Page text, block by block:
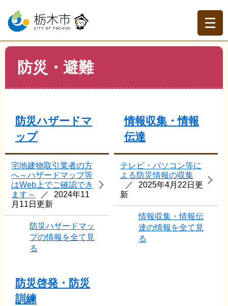
ー
の
先
ニ
ー
を
トップページ >よくある質問
防災・避難
防災ハザードマ
ップ
宅地建物取引業者の方
へ～ハザードマップ等
はWeb上でご確認でき
ます～
2024年11
月11日更新
防災ハザードマッ
プの情報を全て見
る
情報収集・情報
伝達
テレビ・パソコン等に
よる防災情報の収集
2025年4月22日更
新
情報収集・情報伝
達の情報を全て見
る
防災啓発・防災
訓練